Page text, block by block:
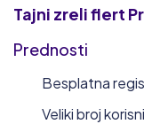
Tajni zreli flert
Prednosti
Besplatna
Veliki broj